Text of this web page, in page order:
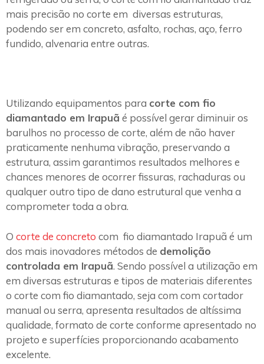
mais precisão no corte em diversas estruturas,
podendo ser em concreto, asfalto, rochas, aço, ferro
fundido, alvenaria entre outras.
Utilizando equipamentos para corte com fio
diamantado em Irapuã é possível gerar diminuir os
barulhos no processo de corte, além de não haver
praticamente nenhuma vibração, preservando a
estrutura, assim garantimos resultados melhores e
chances menores de ocorrer fissuras, rachaduras ou
qualquer outro tipo de dano estrutural que venha a
comprometer toda a obra.
O corte de concreto com fio diamantado Irapuã é um
dos mais inovadores métodos de demolição
controlada em Irapuã. Sendo possível a utilização em
em diversas estruturas e tipos de materiais diferentes
o corte com fio diamantado, seja com com cortador
manual ou serra, apresenta resultados de altíssima
qualidade, formato de corte conforme apresentado no
projeto e superfícies proporcionando acabamento
excelente.